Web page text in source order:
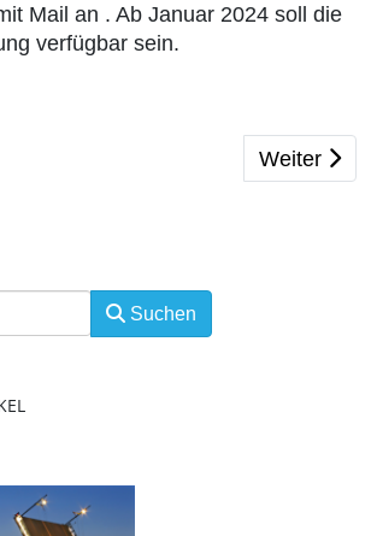
Mail an . Ab Januar 2024 soll die
verfügbar sein.
Grüße an die protestierenden
Nächster
Weiter
Suchen